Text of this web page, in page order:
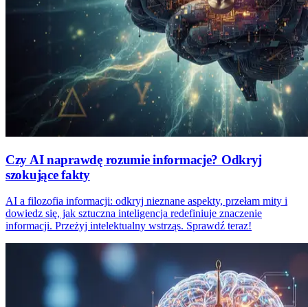
Czy AI naprawdę rozumie informacje? Odkryj
szokujące fakty
AI a filozofia informacji: odkryj nieznane aspekty, przełam mity i
dowiedz się, jak sztuczna inteligencja redefiniuje znaczenie
informacji. Przeżyj intelektualny wstrząs. Sprawdź teraz!